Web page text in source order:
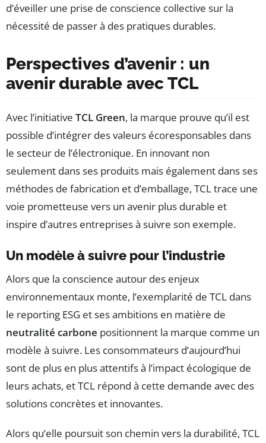
d’éveiller une prise de conscience collective sur la
nécessité de passer à des pratiques durables.
Perspectives d’avenir : un
avenir durable avec TCL
Avec l’initiative TCL Green, la marque prouve qu’il est
possible d’intégrer des valeurs écoresponsables dans
le secteur de l’électronique. En innovant non
seulement dans ses produits mais également dans ses
méthodes de fabrication et d’emballage, TCL trace une
voie prometteuse vers un avenir plus durable et
inspire d’autres entreprises à suivre son exemple.
Un modèle à suivre pour l’industrie
Alors que la conscience autour des enjeux
environnementaux monte, l’exemplarité de TCL dans
le reporting ESG et ses ambitions en matière de
neutralité carbone positionnent la marque comme un
modèle à suivre. Les consommateurs d’aujourd’hui
sont de plus en plus attentifs à l’impact écologique de
leurs achats, et TCL répond à cette demande avec des
solutions concrètes et innovantes.
Alors qu’elle poursuit son chemin vers la durabilité, TCL